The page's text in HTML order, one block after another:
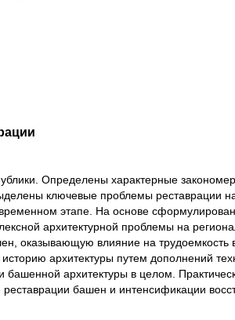
Определены характерные
ключевые проблемы реставрации
этапе. На основе
архитектурной проблемы на
оказывающую влияние на трудоемкость
архитектуры путем дополнений
архитектуры в целом.
башен и интенсификации